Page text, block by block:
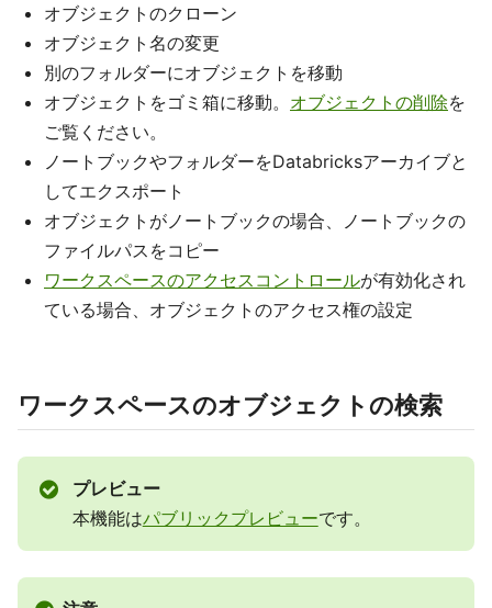
オブジェクトのクローン
オブジェクト名の変更
別のフォルダーにオブジェクトを移動
オブジェクトをゴミ箱に移動。 オブジェクトの削除を
ご覧ください。
ノートブックやフォルダーをDatabricksアーカイブと
してエクスポート
オブジェクトがノートブックの場合、ノートブックの
ファイルパスをコピー
ワークスペースのアクセスコントロールが有効化され
ている場合、オブジェクトのアクセス権の設定
ワークスペースのオブジェクトの検索
プレビュー
本機能はパブリックプレビューです。